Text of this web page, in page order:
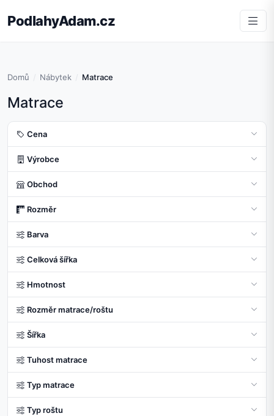
PodlahyAdam.cz
Domů Nábytek Matrace
Matrace
Cena
Výrobce
Obchod
Rozměr
Barva
Celková šířka
Hmotnost
Rozměr matrace/roštu
Šířka
Tuhost matrace
Typ matrace
Typ roštu